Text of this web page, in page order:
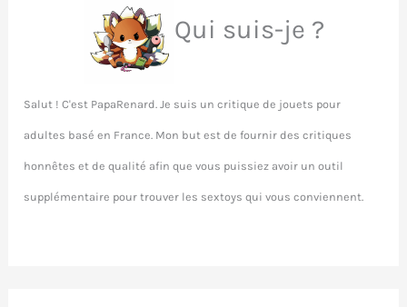
Qui suis-je ?
Salut ! C'est PapaRenard. Je suis un critique de jouets pour
adultes basé en France. Mon but est de fournir des critiques
honnêtes et de qualité afin que vous puissiez avoir un outil
supplémentaire pour trouver les sextoys qui vous conviennent.